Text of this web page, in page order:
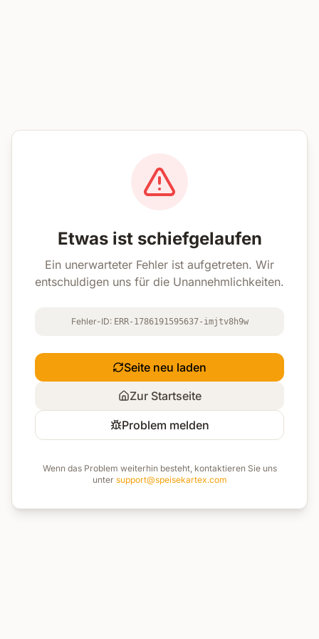
Etwas ist schiefgelaufen
Ein unerwarteter Fehler ist aufgetreten. Wir
entschuldigen uns für die Unannehmlichkeiten.
Fehler-ID: ERR-1786191595637-imjtv8h9w
Seite neu laden
Zur Startseite
Problem melden
Wenn das Problem weiterhin besteht, kontaktieren Sie uns
unter support@speisekartex.com